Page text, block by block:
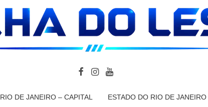
RIO DE JANEIRO – CAPITAL ESTADO DO RIO DE JANEIRO